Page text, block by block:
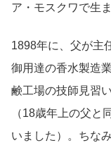
ア・モスクワで生
1898年に、父が主
御用達の香水製造
鹸工場の技師見習
（18歳年上の父と
いました）。ちな